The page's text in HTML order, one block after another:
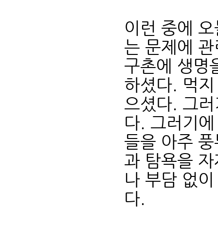
이런 중에
는 문제에
구촌에 생명
하셨다. 먹
으셨다. 그
다. 그러기
들을 아주
과 탐욕을
나 부담 없
다.